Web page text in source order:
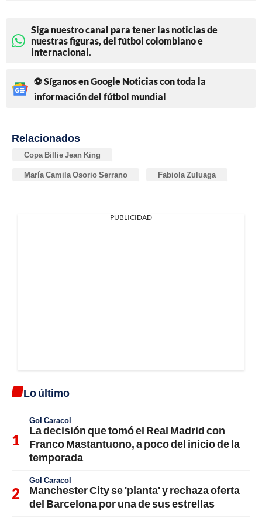
Siga nuestro canal para tener las noticias de
nuestras figuras, del fútbol colombiano e
internacional.
⚽ Síganos en Google Noticias con toda la
información del fútbol mundial
Relacionados
Copa Billie Jean King
María Camila Osorio Serrano Fabiola Zuluaga
PUBLICIDAD
Lo último
Gol Caracol
La decisión que tomó el Real Madrid con
Franco Mastantuono, a poco del inicio de la
temporada
Gol Caracol
Manchester City se 'planta' y rechaza oferta
del Barcelona por una de sus estrellas